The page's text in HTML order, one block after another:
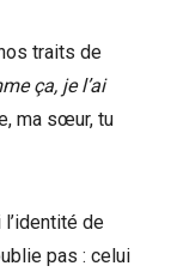
traits de
ça, je l’ai
ma sœur, tu
de
pas : celui